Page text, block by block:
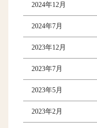
2024年12月
2024年7月
2023年12月
2023年7月
2023年5月
2023年2月